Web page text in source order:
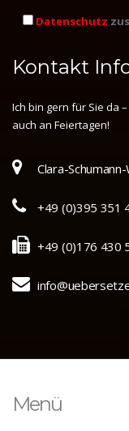
Datenschutz
Kontakt
Ich bin gern für Sie da
auch an Feiertagen!
Clara-
+49 (0)395 351
+49 (0)176 430
Menü